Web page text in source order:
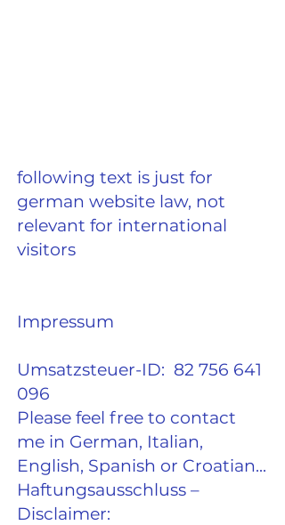
following text is just for
german website law, not
relevant for international
visitors
Impressum
Umsatzsteuer-ID: 82 756 641
096
Please feel free to contact
me in German, Italian,
English, Spanish or Croatian...​
Haftungsausschluss –
Disclaimer: